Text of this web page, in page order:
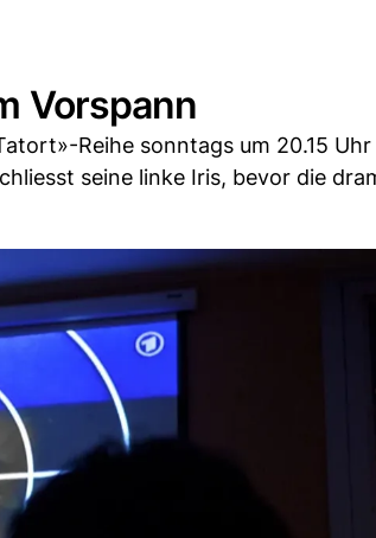
Vorspann
Reihe sonntags um 20.15
seine linke Iris, bevor die